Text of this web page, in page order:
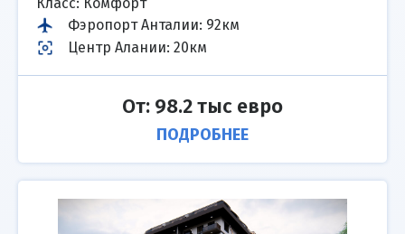
Фэропорт Анталии: 92км
Центр Алании: 20км
От: 98.2 тыс евро
ПОДРОБНЕЕ